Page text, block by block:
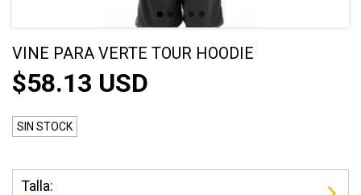
VINE PARA VERTE TOUR HOODIE
$58.13 USD
SIN STOCK
Talla: